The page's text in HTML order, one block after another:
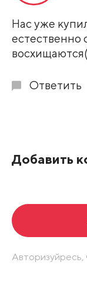
Нас уже
естественно
Ответить
Добавить
Авторизуйресь,